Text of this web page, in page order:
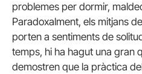
problemes per dormir,
Paradoxalment, els mitjans
porten a sentiments de
temps, hi ha hagut una gran
demostren que la pràctica